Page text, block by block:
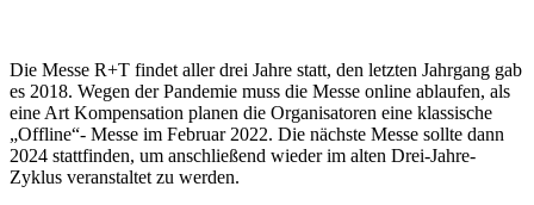
Die Messe R+T findet aller drei Jahre statt, den letzten Jahrgang gab
es 2018. Wegen der Pandemie muss die Messe online ablaufen, als
eine Art Kompensation planen die Organisatoren eine klassische
„Offline“- Messe im Februar 2022. Die nächste Messe sollte dann
2024 stattfinden, um anschließend wieder im alten Drei-Jahre-
Zyklus veranstaltet zu werden.